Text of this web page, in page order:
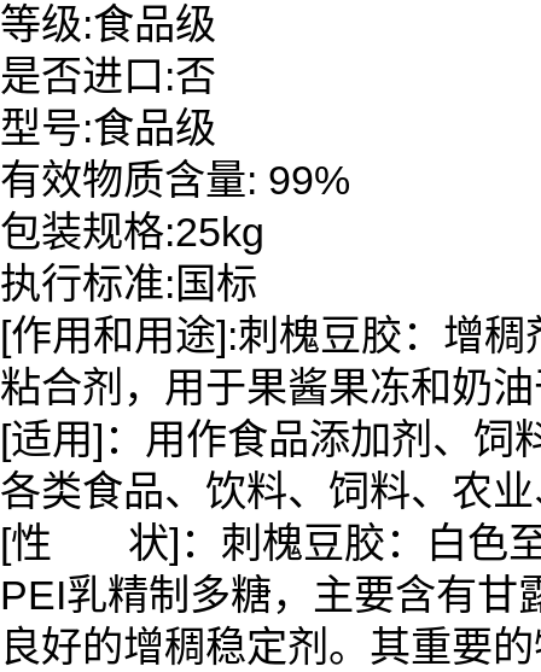
等级:食品级
是否进口:否
型号:食品级
有效物质含量: 99%
包装规格:25kg
执行标准:国标
[作用和用途]:刺槐豆胶：增
粘合剂，用于果酱果冻和奶
[适用]：用作食品添加剂、饲
各类食品、饮料、饲料、农
[性 状]：刺槐豆胶：白色至
PEI乳精制多糖，主要含有甘
良好的增稠稳定剂。其重要